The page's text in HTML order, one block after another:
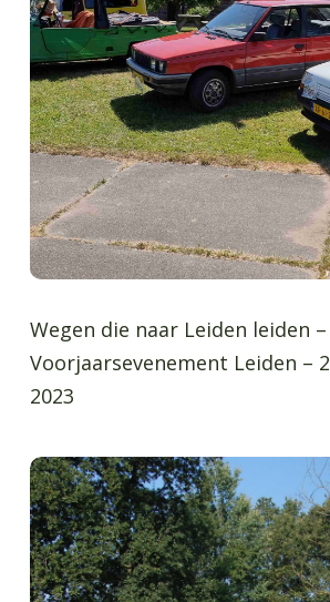
Wegen die naar Leiden leiden –
Voorjaarsevenement Leiden –
2023